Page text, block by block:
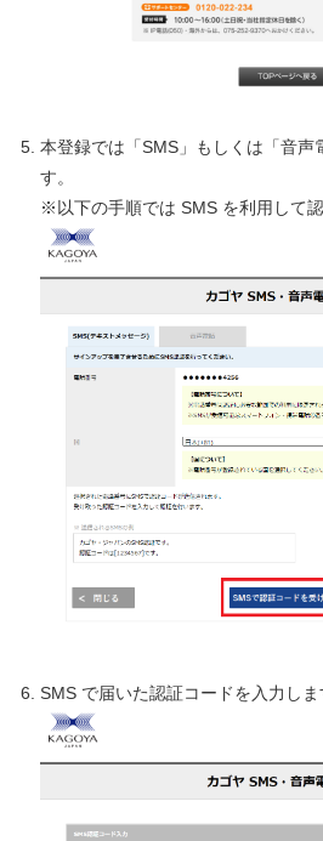
本登録では「SMS」もしくは「音声
す。
※以下の手順では SMS を利用して認
SMS で届いた認証コードを入力しま